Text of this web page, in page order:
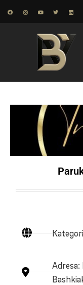
Adresa: